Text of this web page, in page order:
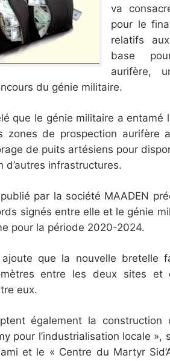
va
pour le
relatifs
base
aurifère,
du génie militaire.
que le génie militaire a entamé
zones de prospection aurifère
de puits artésiens pour
d’autres infrastructures.
par la société MAADEN
signés entre elle et le génie
pour la période 2020-2024.
que la nouvelle bretelle
entre les deux sites et
eux.
également la construction
pour l’industrialisation locale »,
et le « Centre du Martyr